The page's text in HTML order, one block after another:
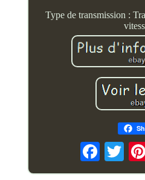
Type de transmission :